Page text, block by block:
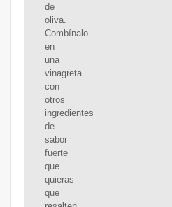
de
oliva.
Combínalo
en
una
vinagreta
con
otros
ingredientes
de
sabor
fuerte
que
quieras
que